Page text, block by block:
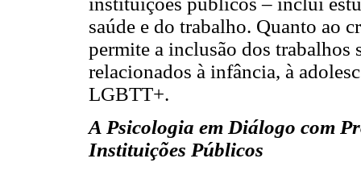
saúde e do trabalho. Quanto ao
permite a inclusão dos trabalhos
relacionados à infância, à
LGBTT+.
A Psicologia em Diálogo com
Instituições Públicos